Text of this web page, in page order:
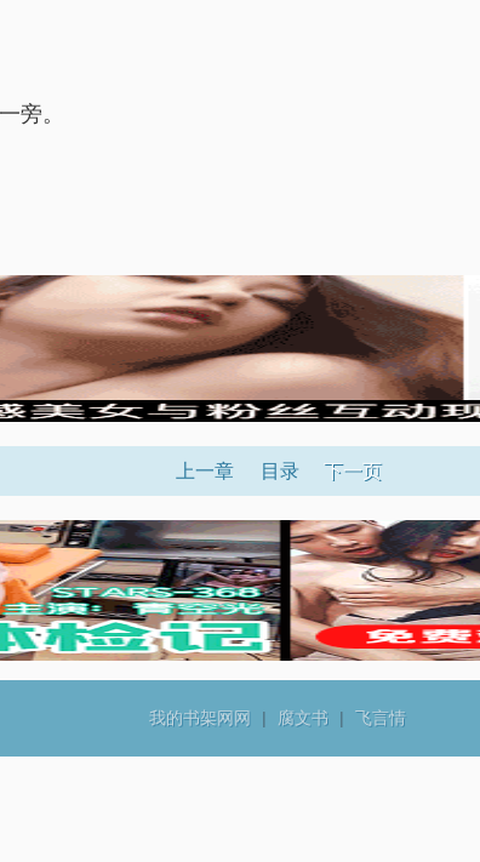
旁。
上一章 目录 下一页
我的书架网网 | 腐文书 | 飞言情